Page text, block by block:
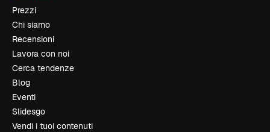
Prezzi
Chi siamo
Recensioni
Lavora con noi
Cerca tendenze
Blog
Eventi
Slidesgo
Vendi i tuoi contenuti